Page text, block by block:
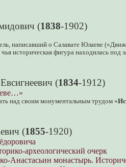
(1838-1902)
написавший о Салавате Юлаеве
историческая фигура находилась под
(1834-1912)
над своим монументальным трудом «
(1855-1920)
археологический очерк
Анастасьин монастырь.